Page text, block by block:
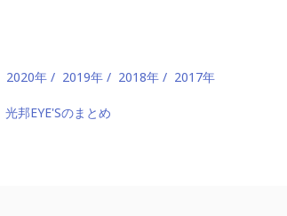
2020年 2019年 2018年 2017年
光邦EYE'Sのまとめ